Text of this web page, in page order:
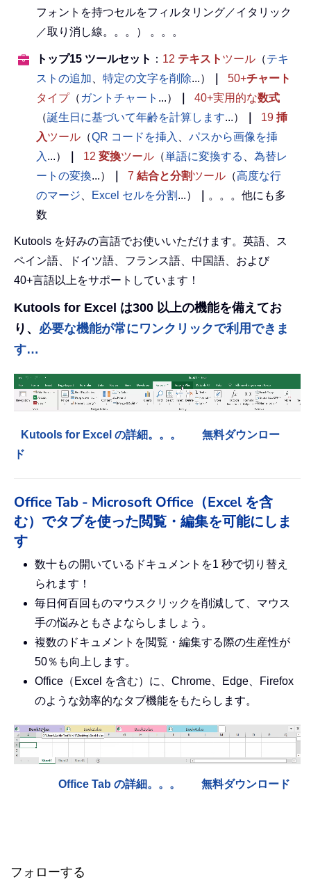
フォントを持つセルをフィルタリング／イタリック
／取り消し線。。。） 。。。
トップ15 ツールセット ： 12 テキスト ツール （テキ
ストの追加、 特定の文字を削除...） 50+チャート
タイプ（ ガントチャート ...） 40+実用的な数式
（誕生日に基づいて年齢を計算します...） 19 挿
入ツール （QR コードを挿入 、 パスから画像を挿
入...） 12 変換ツール （単語に変換する 、 為替レ
ートの変換...） 7 結合と分割ツール （高度な行
のマージ、 Excel セルを分割 ...）
。。。他にも多
数
Kutools を好みの言語でお使いいただけます。英語、ス
ペイン語、ドイツ語、フランス語、中国語、および
40+言語以上をサポートしています！
Kutools for Excel は300 以上の機能を備えてお
り、 必要な機能が常にワンクリックで利用できま
す…
Kutools for Excel の詳細。。。
無料ダウンロー
ド
Office Tab - Microsoft Office（Excel を含
む）でタブを使った閲覧・編集を可能にしま
す
数十もの開いているドキュメントを1 秒で切り替え
られます！
毎日何百回ものマウスクリックを削減して、マウス
手の悩みともさよならしましょう。
複数のドキュメントを閲覧・編集する際の生産性が
50％も向上します。
Office（Excel を含む）に、Chrome、Edge、Firefox
のような効率的なタブ機能をもたらします。
Office Tab の詳細。。。 無料ダウンロード
フォローする